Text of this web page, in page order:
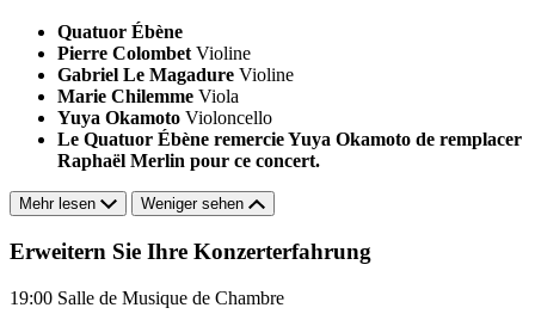
Quatuor Ébène
Pierre Colombet Violine
Gabriel Le Magadure Violine
Marie Chilemme Viola
Yuya Okamoto Violoncello
Le Quatuor Ébène remercie Yuya Okamoto de remplacer
Raphaël Merlin pour ce concert.
Mehr lesen Weniger sehen
Erweitern Sie Ihre Konzerterfahrung
19:00 Salle de Musique de Chambre